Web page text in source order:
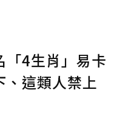
「4生肖」易卡
這類人禁上